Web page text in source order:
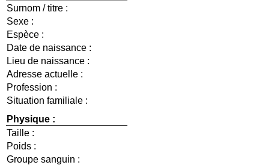
Surnom / titre :
Sexe :
Espèce :
Date de naissance :
Lieu de naissance :
Adresse actuelle :
Profession :
Situation familiale :
Physique :
Taille :
Poids :
Groupe sanguin :